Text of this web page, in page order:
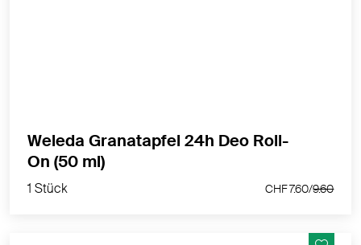
1 Stück
Weleda Granatapfel 24h Deo Roll-
On (50 ml)
1 Stück CHF 7.60/9.60